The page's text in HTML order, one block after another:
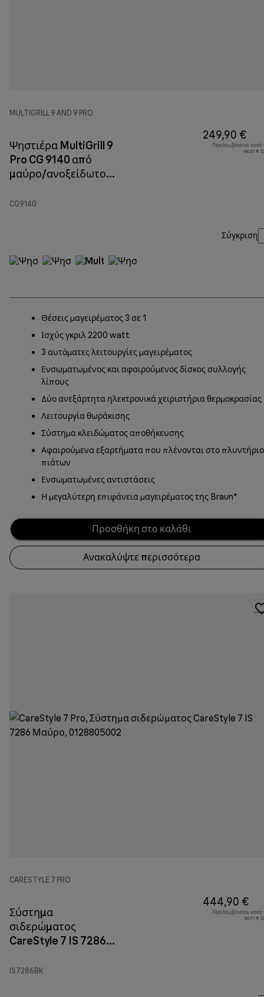
MULTIGRILL 9 AND 9 PRO
Ψηστιέρα MultiGrill 9
Pro CG 9140 από
μαύρο/ανοξείδωτο
CG9140
249,90 €
Περιλαμβάνεται
48,37 €
Σύγκριση
Θέσεις μαγειρέματος 3 σε 1
Ισχύς γκριλ 2200 watt
3 αυτόματες λειτουργίες μαγειρέματος
Ενσωματωμένος και αφαιρούμενος δίσκος συλλογής
λίπους
Δύο ανεξάρτητα ηλεκτρονικά χειριστήρια θερμοκρασίας
Λειτουργία θωράκισης
Σύστημα κλειδώματος αποθήκευσης
Αφαιρούμενα εξαρτήματα που πλένονται στο πλυντήριο
πιάτων
Ενσωματωμένες αντιστάσεις
Η μεγαλύτερη επιφάνεια μαγειρέματος της Braun*
Προσθήκη στο καλάθι
Ανακαλύψτε περισσότερα
CARESTYLE 7 PRO
Σύστημα
σιδερώματος
CareStyle 7 IS 7286
IS7286BK
444,90 €
Περιλαμβάνεται
86,11 €